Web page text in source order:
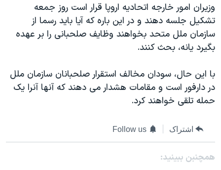
علم و فناوری
اسرائیل در جنگ
گالری عکس
رمز مهسا
ورزش زنان در ایران
اعتراضات زن، زندگی، آزادی
تریبونال مردمی آبان ۹۸
دادگاه حمید نوری
قانون شفافیت دارائی کادر رهبری ایران
اعتراضات مردمی آبان ۹۸
زبانهای مختلف
وزیران امور خارجه اتحادیه اروپا قرار است روز جمعه
تشکیل جلسه دهند و در این باره که آيا باید رسما از
سازمان ملل متحد بخواهند وظایف صلحبانی را بر عهده
بگیرد یانه، بحث کنند.
با این حال، سودان مخالف استقرار صلحبانان سازمان ملل
در دارفور است و مقامات هشدار می دهند که آنها آنرا یک
حمله تلقی خواهند کرد.
اشتراک Follow us
همچنبن ببینید: